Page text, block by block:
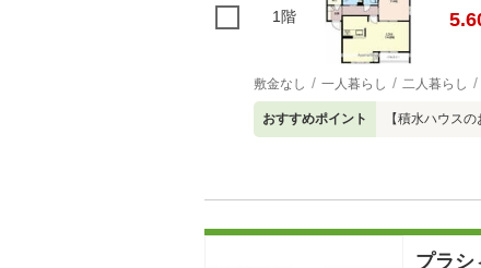
1階
敷金なし 一人暮らし 二人暮らし
おすすめポイント 【積水ハウス
プラ